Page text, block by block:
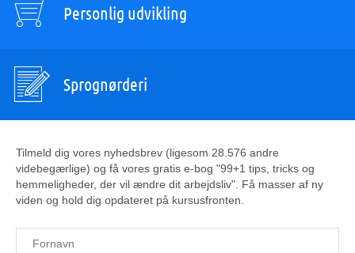
Personlig udvikling
Sprognørderi
Tilmeld dig vores nyhedsbrev (ligesom 28.576 andre
videbegærlige) og få vores gratis e-bog "99+1 tips, tricks og
hemmeligheder, der vil ændre dit arbejdsliv". Få masser af ny
viden og hold dig opdateret på kursusfronten.